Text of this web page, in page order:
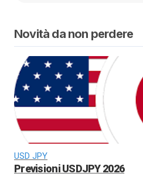
Novità da non perdere
USD JPY
Previsioni USDJPY 2026